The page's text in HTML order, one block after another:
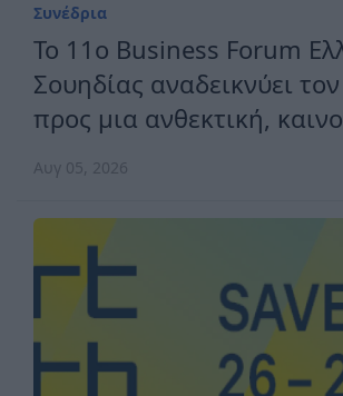
Συνέδρια
Το 11ο Business Forum
Σουηδίας αναδεικνύει
προς μια ανθεκτική,
Αυγ 05, 2026